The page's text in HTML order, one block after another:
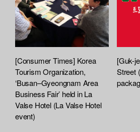
[Consumer Times] Korea
Tourism Organization,
‘Busan–Gyeongnam Area
Business Fair’ held in La
Valse Hotel (La Valse Hotel
event)
[Guk-
Street